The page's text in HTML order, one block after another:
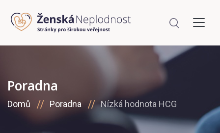
Poradna
Domů Poradna Nízká hodnota HCG